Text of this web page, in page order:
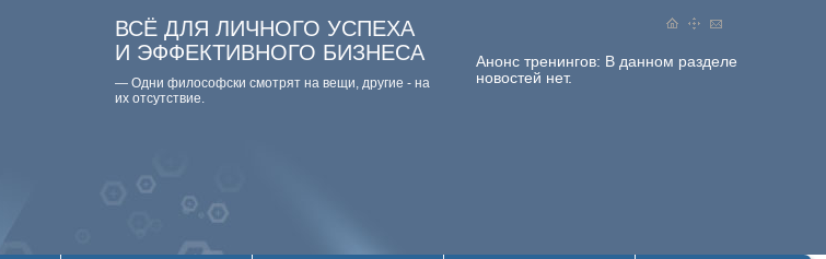
Анонс тренингов: В данном разделе
новостей нет.
ВСЁ ДЛЯ ЛИЧНОГО УСПЕХА
И ЭФФЕКТИВНОГО БИЗНЕСА
— Одни философски смотpят на вещи, дpугие - на
их отсутствие.